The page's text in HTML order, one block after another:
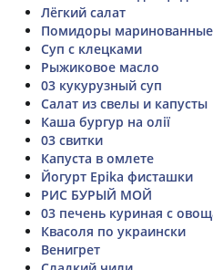
Лёгкий салат
Помидоры
Суп с клецками
Рыжиковое масло
03 кукурузный суп
Салат из свелы и капусты
Каша бургур на олії
03 свитки
Капуста в омлете
Йогурт Epika фисташки
РИС БУРЫЙ МОЙ
03 печень куриная с
Квасоля по украински
Венигрет